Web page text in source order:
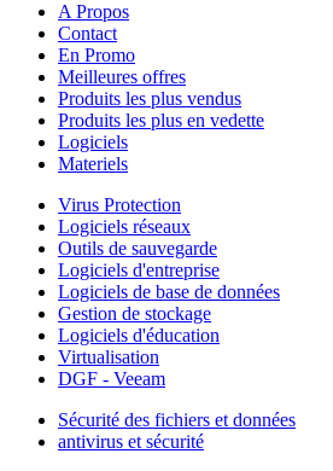
A Propos
Contact
En Promo
Meilleures offres
Produits les plus vendus
Produits les plus en vedette
Logiciels
Materiels
Virus Protection
Logiciels réseaux
Outils de sauvegarde
Logiciels d'entreprise
Logiciels de base de données
Gestion de stockage
Logiciels d'éducation
Virtualisation
DGF - Veeam
Sécurité des fichiers et données
antivirus et sécurité